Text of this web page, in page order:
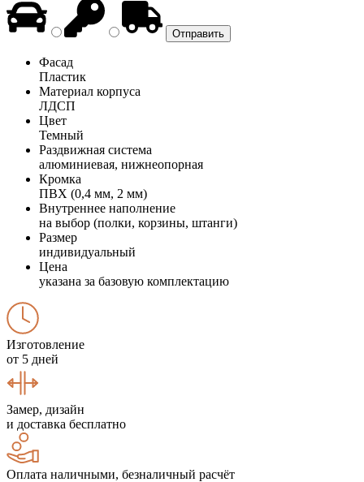
Фасад
Пластик
Материал корпуса
ЛДСП
Цвет
Темный
Раздвижная система
алюминиевая, нижнеопорная
Кромка
ПВХ (0,4 мм, 2 мм)
Внутреннее наполнение
на выбор (полки, корзины, штанги)
Размер
индивидуальный
Цена
указана за базовую комплектацию
Изготовление
от 5 дней
Замер, дизайн
и доставка бесплатно
Оплата наличными, безналичный расчёт